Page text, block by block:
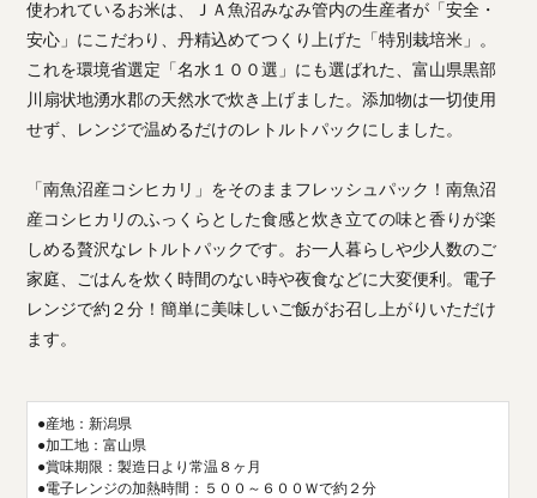
使われているお米は、ＪＡ魚沼みなみ管内の生産者が「安全・
安心」にこだわり、丹精込めてつくり上げた「特別栽培米」。
これを環境省選定「名水１００選」にも選ばれた、富山県黒部
川扇状地湧水郡の天然水で炊き上げました。添加物は一切使用
せず、レンジで温めるだけのレトルトパックにしました。
「南魚沼産コシヒカリ」をそのままフレッシュパック！南魚沼
産コシヒカリのふっくらとした食感と炊き立ての味と香りが楽
しめる贅沢なレトルトパックです。お一人暮らしや少人数のご
家庭、ごはんを炊く時間のない時や夜食などに大変便利。電子
レンジで約２分！簡単に美味しいご飯がお召し上がりいただけ
ます。
●産地：新潟県
●加工地：富山県
●賞味期限：製造日より常温８ヶ月
●電子レンジの加熱時間：５００～６００Ｗで約２分